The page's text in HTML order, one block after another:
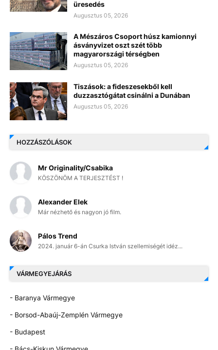
üresedés
Augusztus 05, 2026
A Mészáros Csoport húsz kamionnyi
ásványvizet oszt szét több
magyarországi térségben
Augusztus 05, 2026
Tiszások: a fideszesekből kell
duzzasztógátat csinálni a Dunában
Augusztus 05, 2026
HOZZÁSZÓLÁSOK
Mr Originality/Csabika
KÖSZÖNÖM A TERJESZTÉST !
Alexander Elek
Már nézhető és nagyon jó film.
Pálos Trend
2024. január 6-án Csurka István szellemiségét idéz...
VÁRMEGYEJÁRÁS
- Baranya Vármegye
- Borsod-Abaúj-Zemplén Vármegye
- Budapest